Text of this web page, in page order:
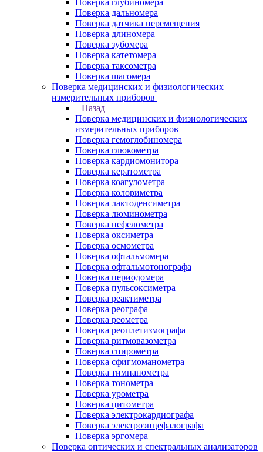
Поверка глубиномера
Поверка дальномера
Поверка датчика перемещения
Поверка длиномера
Поверка зубомера
Поверка катетомера
Поверка таксометра
Поверка шагомера
Поверка медицинских и физиологических
измерительных приборов
Назад
Поверка медицинских и физиологических
измерительных приборов
Поверка гемоглобиномера
Поверка глюкометра
Поверка кардиомонитора
Поверка кератометра
Поверка коагулометра
Поверка колориметра
Поверка лактоденсиметра
Поверка люминометра
Поверка нефелометра
Поверка оксиметра
Поверка осмометра
Поверка офтальмомера
Поверка офтальмотонографа
Поверка периодомера
Поверка пульсоксиметра
Поверка реактиметра
Поверка реографа
Поверка реометра
Поверка реоплетизмографа
Поверка ритмовазометра
Поверка спирометра
Поверка сфигмоманометра
Поверка тимпанометра
Поверка тонометра
Поверка урометра
Поверка цитометра
Поверка электрокардиографа
Поверка электроэнцефалографа
Поверка эргомера
Поверка оптических и спектральных анализаторов